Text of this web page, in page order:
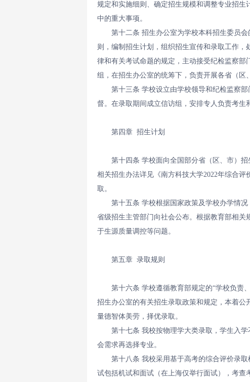
规定和实施细则、确定招生规模和调整专业招
中的重大事项。
第十二条 招生办公室为学校本科招生委员
则，编制招生计划，组织招生宣传和录取工作
律和有关考试命题的规定，主动接受纪检监察
组，在招生办公室的统筹下，负责开展各省（区
第十三条 学校设立由学校领导和纪检监察
督。在录取期间成立信访组，安排专人负责考生
第四章 招生计划
第十四条 学校面向全国部分省（区、市）
相关招生办法详见《南方科技大学2022年综合
取。
第十五条 学校根据国家政策及学校办学情
省级招生主管部门向社会公布。根据教育部相关
于生源质量调控等问题。
第五章 录取规则
第十六条 学校遵循教育部规定的“学校负责
招生办公室的有关招生录取政策和规定，本着
量德智体美劳，择优录取。
第十七条 我校按物理学大类录取，学生入
会需求再选择专业。
第十八条 我校采用基于高考的综合评价录
试包括机试和面试（在上海仅举行面试），考